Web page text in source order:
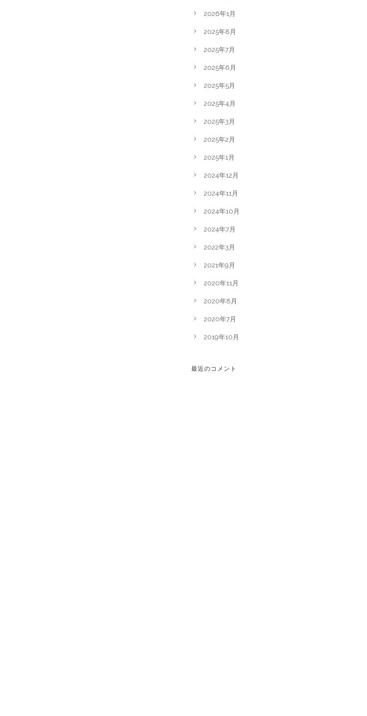
2026年1月
2025年8月
2025年7月
2025年6月
2025年5月
2025年4月
2025年3月
2025年2月
2025年1月
2024年12月
2024年11月
2024年10月
2024年7月
2022年3月
2021年9月
2020年11月
2020年8月
2020年7月
2019年10月
最近のコメント